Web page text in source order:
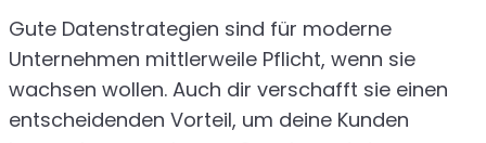
Gute Datenstrategien sind für moderne
Unternehmen mittlerweile Pflicht, wenn sie
wachsen wollen. Auch dir verschafft sie einen
entscheidenden Vorteil, um deine Kunden